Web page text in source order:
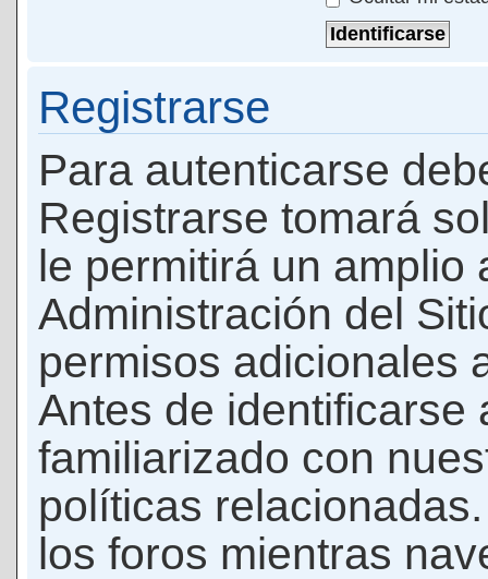
Registrarse
Para autenticarse
Registrarse tomará
le permitirá un amplio
Administración del
permisos adicionales
Antes de identificarse
familiarizado con
políticas
los foros mientras